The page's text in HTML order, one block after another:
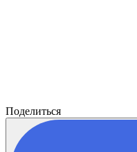
Поделиться